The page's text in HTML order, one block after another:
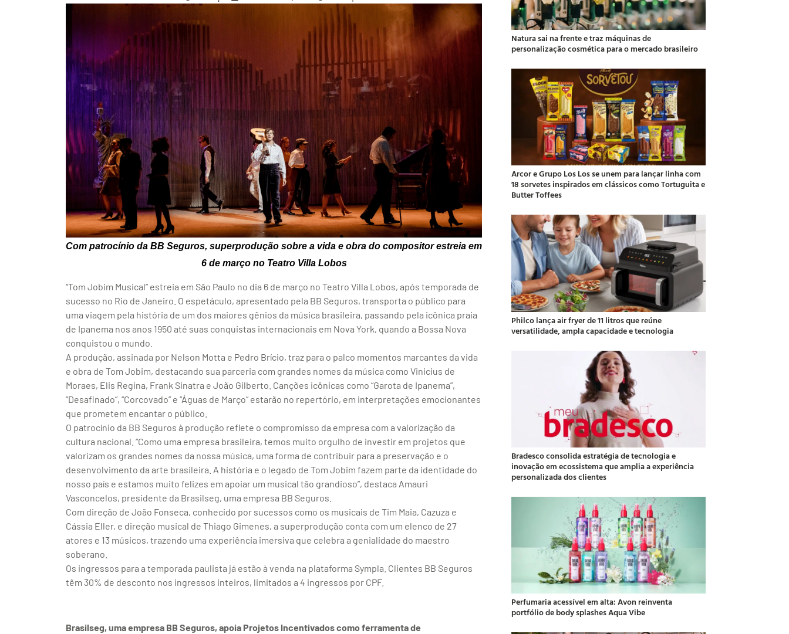
Com patrocínio da BB Seguros, superprodução sobre a vida e obra do compositor estreia em
6 de março no Teatro Villa Lobos
“Tom Jobim Musical” estreia em São Paulo no dia 6 de março no Teatro Villa Lobos, após temporada de
sucesso no Rio de Janeiro. O espetáculo, apresentado pela BB Seguros, transporta o público para
uma viagem pela história de um dos maiores gênios da música brasileira, passando pela icônica praia
de Ipanema nos anos 1950 até suas conquistas internacionais em Nova York, quando a Bossa Nova
conquistou o mundo.
A produção, assinada por Nelson Motta e Pedro Brício, traz para o palco momentos marcantes da vida
e obra de Tom Jobim, destacando sua parceria com grandes nomes da música como Vinicius de
Moraes, Elis Regina, Frank Sinatra e João Gilberto. Canções icônicas como “Garota de Ipanema”,
“Desafinado”, “Corcovado” e “Águas de Março” estarão no repertório, em interpretações emocionantes
que prometem encantar o público.
O patrocínio da BB Seguros à produção reflete o compromisso da empresa com a valorização da
cultura nacional. “Como uma empresa brasileira, temos muito orgulho de investir em projetos que
valorizam os grandes nomes da nossa música, uma forma de contribuir para a preservação e o
desenvolvimento da arte brasileira. A história e o legado de Tom Jobim fazem parte da identidade do
nosso país e estamos muito felizes em apoiar um musical tão grandioso”, destaca Amauri
Vasconcelos, presidente da Brasilseg, uma empresa BB Seguros.
Com direção de João Fonseca, conhecido por sucessos como os musicais de Tim Maia, Cazuza e
Cássia Eller, e direção musical de Thiago Gimenes, a superprodução conta com um elenco de 27
atores e 13 músicos, trazendo uma experiência imersiva que celebra a genialidade do maestro
soberano.
Os ingressos para a temporada paulista já estão à venda na plataforma Sympla. Clientes BB Seguros
têm 30% de desconto nos ingressos inteiros, limitados a 4 ingressos por CPF.
Brasilseg, uma empresa BB Seguros, apoia Projetos Incentivados como ferramenta de
Natura sai na frente e traz máquinas de
personalização cosmética para o mercado brasileiro
Arcor e Grupo Los Los se unem para lançar linha com
18 sorvetes inspirados em clássicos como Tortuguita e
Butter Toffees
Philco lança air fryer de 11 litros que reúne
versatilidade, ampla capacidade e tecnologia
Bradesco consolida estratégia de tecnologia e
inovação em ecossistema que amplia a experiência
personalizada dos clientes
Perfumaria acessível em alta: Avon reinventa
portfólio de body splashes Aqua Vibe